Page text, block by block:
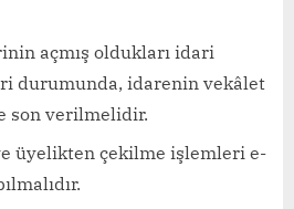
açmış oldukları idari
durumunda, idarenin vekâlet
son verilmelidir.
üyelikten çekilme işlemleri e-